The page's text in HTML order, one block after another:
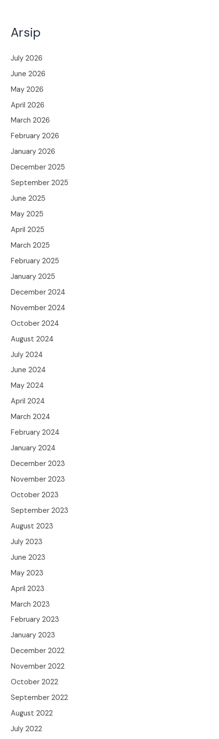
Arsip
July 2026
June 2026
May 2026
April 2026
March 2026
February 2026
January 2026
December 2025
September 2025
June 2025
May 2025
April 2025
March 2025
February 2025
January 2025
December 2024
November 2024
October 2024
August 2024
July 2024
June 2024
May 2024
April 2024
March 2024
February 2024
January 2024
December 2023
November 2023
October 2023
September 2023
August 2023
July 2023
June 2023
May 2023
April 2023
March 2023
February 2023
January 2023
December 2022
November 2022
October 2022
September 2022
August 2022
July 2022